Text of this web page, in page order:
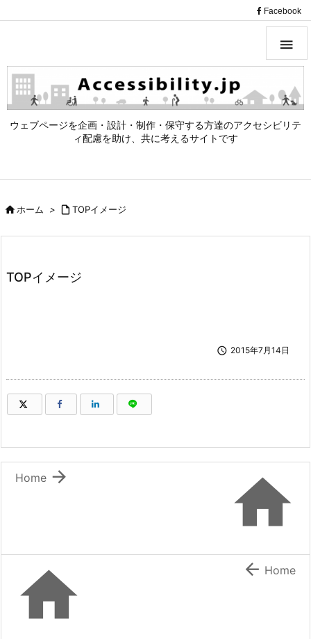
Facebook
ウェブページを企画・設計・制作・保守する方達のアクセシビリテ
ィ配慮を助け、共に考えるサイトです

ホーム >  TOPイメージ
TOPイメージ
 2015年7月14日
（新しいウィンドウで開きます）
（新しいウィンドウで開きます）
（新しいウィンドウで開きます）
（新しいウィンドウで開きます）


Home
  Home